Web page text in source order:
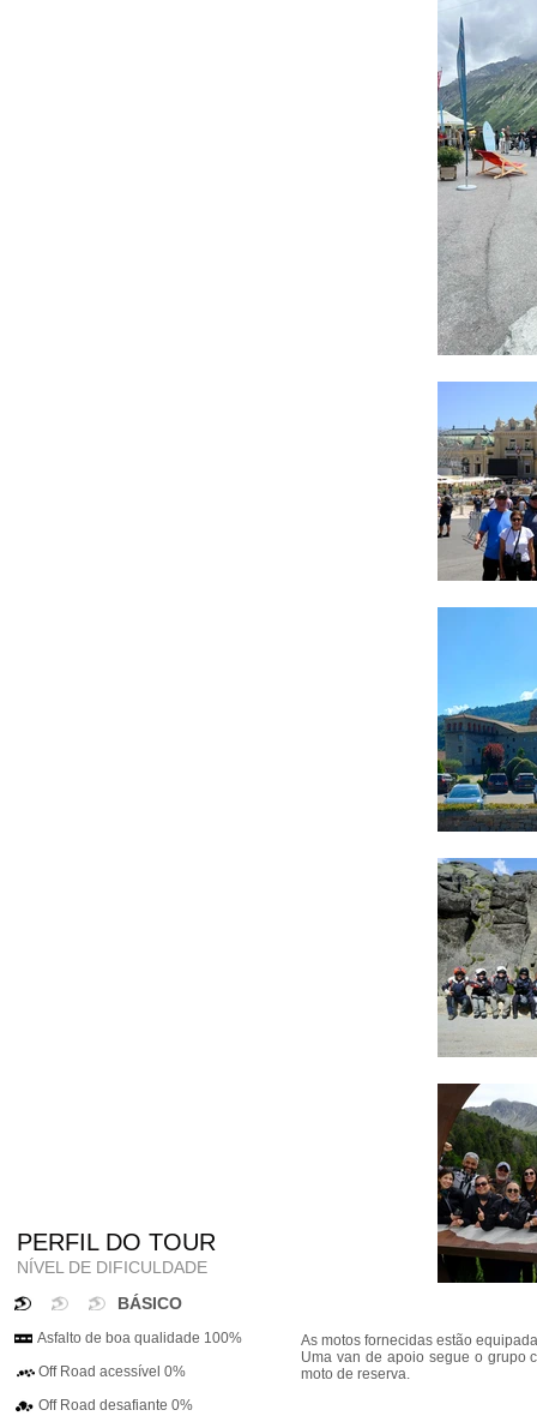
PERFIL DO TOUR
NÍVEL DE DIFICULDADE
BÁSICO
Asfalto de boa qualidade 100%
Off Road acessível 0%
Off Road desafiante 0%
As motos fornecidas estão
Uma van de apoio segue o grupo
moto de reserva.